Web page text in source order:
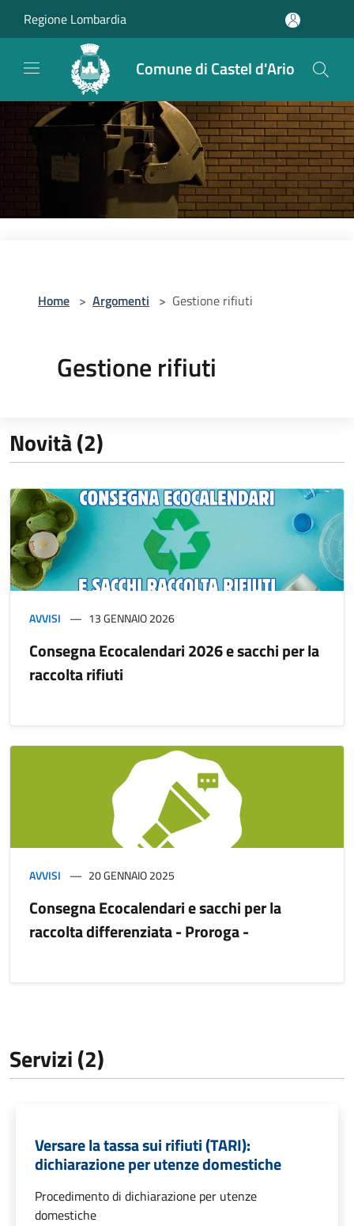
Regione Lombardia
Comune di Castel d'Ario
Home > Argomenti > Gestione rifiuti
Gestione rifiuti
Novità (2)
AVVISI 13 GENNAIO 2026
Consegna Ecocalendari 2026 e sacchi per la
raccolta rifiuti
AVVISI 20 GENNAIO 2025
Consegna Ecocalendari e sacchi per la
raccolta differenziata - Proroga -
Servizi (2)
Versare la tassa sui rifiuti (TARI):
dichiarazione per utenze domestiche
Procedimento di dichiarazione per utenze
domestiche